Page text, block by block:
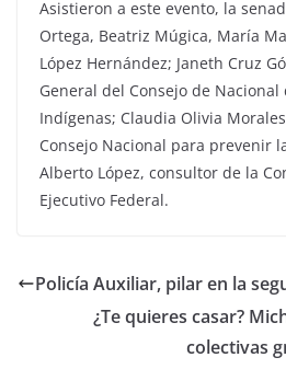
Asistieron a este evento, la
Ortega, Beatriz Múgica, María
López Hernández; Janeth Cruz
General del Consejo de Nacional
Indígenas; Claudia Olivia
Consejo Nacional para prevenir
Alberto López, consultor de la
Ejecutivo Federal.
Policía Auxiliar, pilar en la
¿Te quieres casar?
colectivas